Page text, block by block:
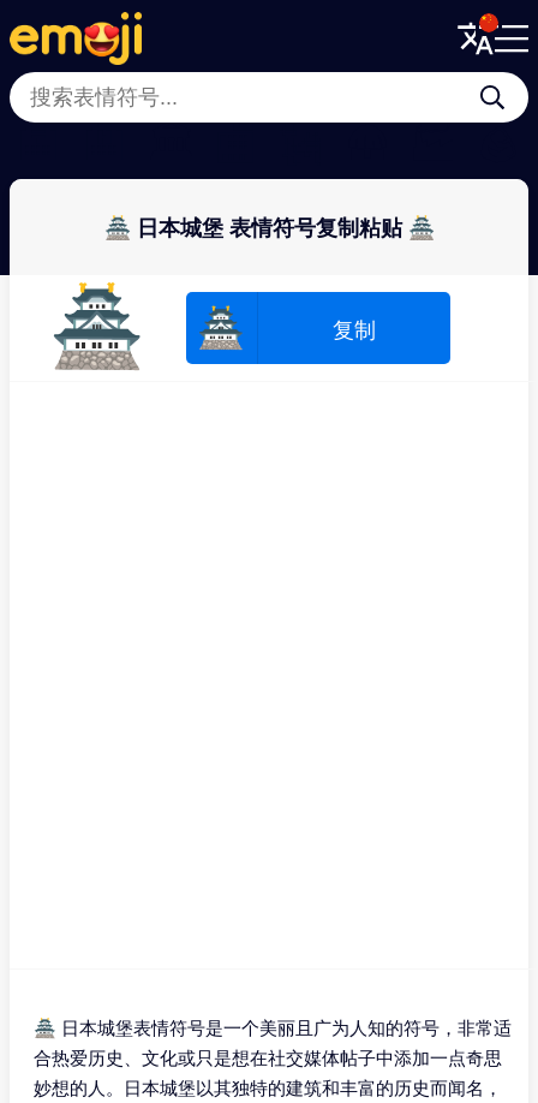
Menu
Close
Menu
Close
🏯 日本城堡 表情符号复制粘贴 🏯
🏯 🏯 复制
🏯 日本城堡表情符号是一个美丽且广为人知的符号，非常适
合热爱历史、文化或只是想在社交媒体帖子中添加一点奇思
妙想的人。日本城堡以其独特的建筑和丰富的历史而闻名，